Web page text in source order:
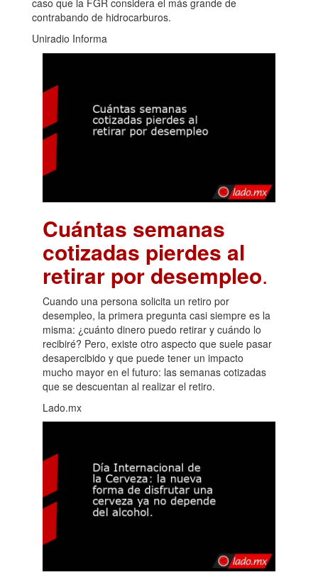
contrabando de hidrocarburos.
Uniradio Informa
Cuántas semanas
cotizadas pierdes al
retirar por desempleo.
Cuando una persona solicita un retiro por
desempleo, la primera pregunta casi siempre es la
misma: ¿cuánto dinero puedo retirar y cuándo lo
recibiré? Pero, existe otro aspecto que suele pasar
desapercibido y que puede tener un impacto
mucho mayor en el futuro: las semanas cotizadas
que se descuentan al realizar el retiro.
Lado.mx